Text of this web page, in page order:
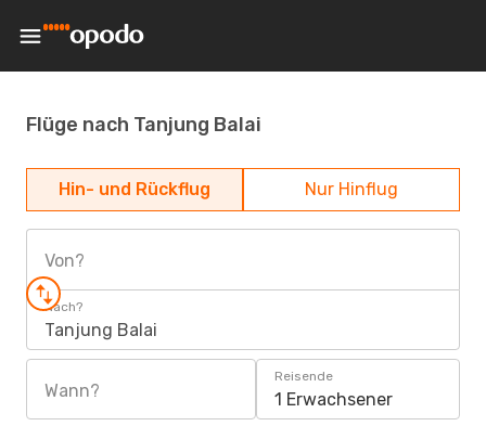
Flüge nach Tanjung Balai
Hin- und Rückflug Nur Hinflug
Von?
Nach?
Tanjung Balai
Wann?
Reisende
1 Erwachsener